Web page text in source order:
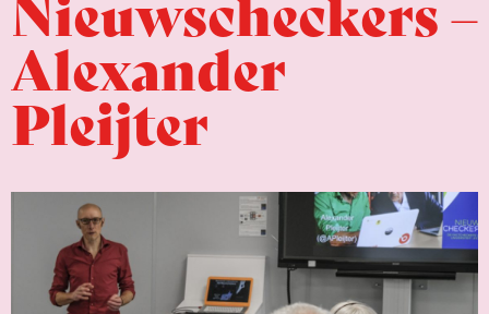
Alexander
Pleijter